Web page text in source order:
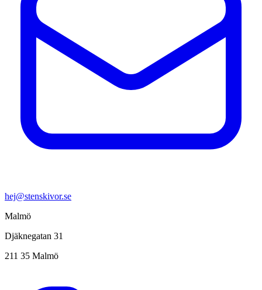
hej@stenskivor.se
Malmö
Djäknegatan 31
211 35 Malmö